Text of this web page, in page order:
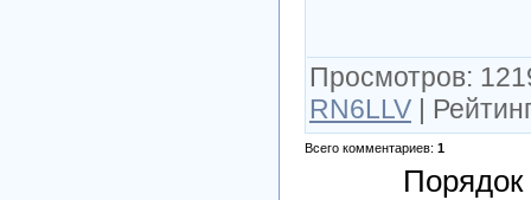
Просмотров:
RN6LLV |
Всего комментариев: 1